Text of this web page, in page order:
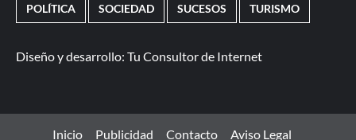
POLÍTICA SOCIEDAD SUCESOS TURISMO
Diseño y desarrollo: Tu Consultor de Internet
Inicio Publicidad Contacto Aviso Legal